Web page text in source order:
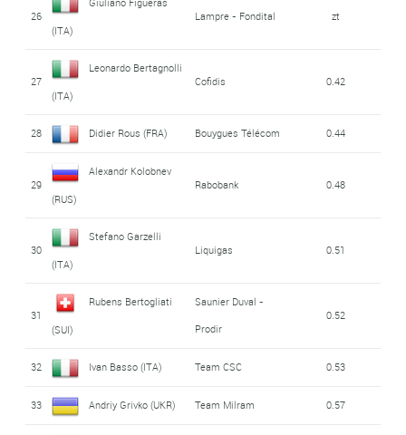
26
(ITA)
Lampre - Fondital zt
27
Leonardo Bertagnolli
(ITA)
Cofidis 0.42
28 Didier Rous (FRA) Bouygues Télécom 0.44
29
Alexandr Kolobnev
(RUS)
Rabobank 0.48
30
Stefano Garzelli
(ITA)
Liquigas 0.51
31
Rubens Bertogliati
(SUI)
Saunier Duval -
Prodir
0.52
32 Ivan Basso (ITA) Team CSC 0.53
33 Andriy Grivko (UKR) Team Milram 0.57